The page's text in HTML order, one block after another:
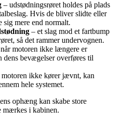
– udstødningsrøret holdes på plads
Hvis de bliver slidte eller
mere end normalt.
– et slag mod et fartbump
så det rammer undervognen.
motoren ikke længere er
dens bevægelser overføres til
motoren ikke kører jævnt, kan
hele systemet.
ophæng kan skabe store
mærkes i kabinen.